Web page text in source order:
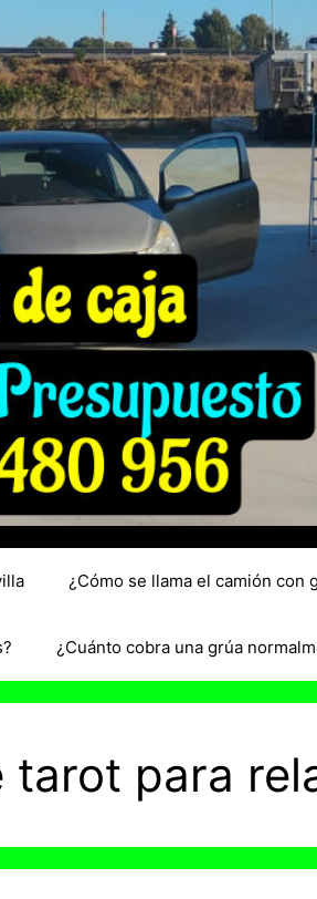
¿Cómo se llama el camión con
¿Cuánto cobra una grúa
tarot para